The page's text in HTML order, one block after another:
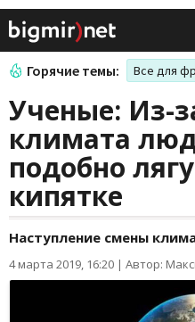
Горячие темы: Все для
Ученые: Из-
климата
подобно
кипятке
Наступление смены
4 марта 2019, 16:20 | Автор: